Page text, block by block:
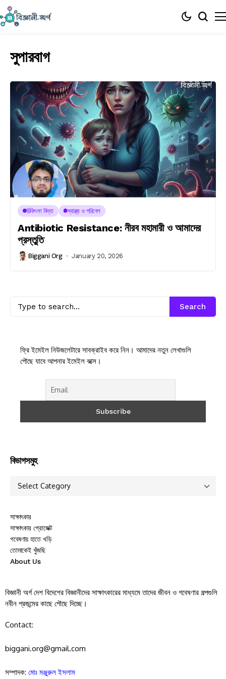
সুপারবাগ
চিকিৎসা বিদ্যা স্বাস্থ্য ও পরিবেশ
Antibiotic Resistance: নীরব মহামারী ও আমাদের
প্রস্তুতি
Biggani Org January 20, 2026
Search
ফ্রি ইমেইল নিউজলেটারে সাবক্রাইব করে নিন। আমাদের নতুন লেখাগুলি
পৌছে যাবে আপনার ইমেইল বক্সে।
বিভাগসমুহ
সাক্ষাৎকার
সাক্ষাৎকার প্রোজেক্ট
গবেষণায় হাতে খড়ি
তোমাকেই খুঁজছি
About Us
বিজ্ঞানী অর্গ দেশ বিদেশের বিজ্ঞানীদের সাক্ষাৎকারের মাধ্যমে তাদের জীবন ও গবেষণার গল্পগুলি
নবীন প্রজন্মের কাছে পৌছে দিচ্ছে।
Contact:
biggani.org@gmail.com
সম্পাদক: মোঃ মঞ্জুরুল ইসলাম